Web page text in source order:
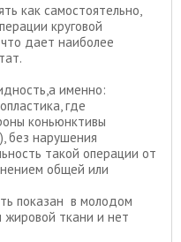
как самостоятельно,
круговой
дает наиболее
именно:
где
коньюнктивы
без нарушения
такой операции от
общей или
показан в молодом
жировой ткани и нет